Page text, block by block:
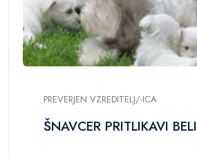
PREVERJEN VZREDITELJ/-ICA
ŠNAVCER PRITLIKAVI BELI